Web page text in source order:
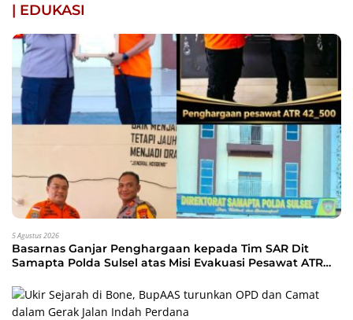
| EDUKASI
5 Agustus 2026
Basarnas Ganjar Penghargaan kepada Tim SAR Dit
Samapta Polda Sulsel atas Misi Evakuasi Pesawat ATR